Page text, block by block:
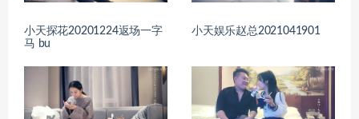
小天探花20201224返场一字
马 bu
小天娱乐赵总2021041901